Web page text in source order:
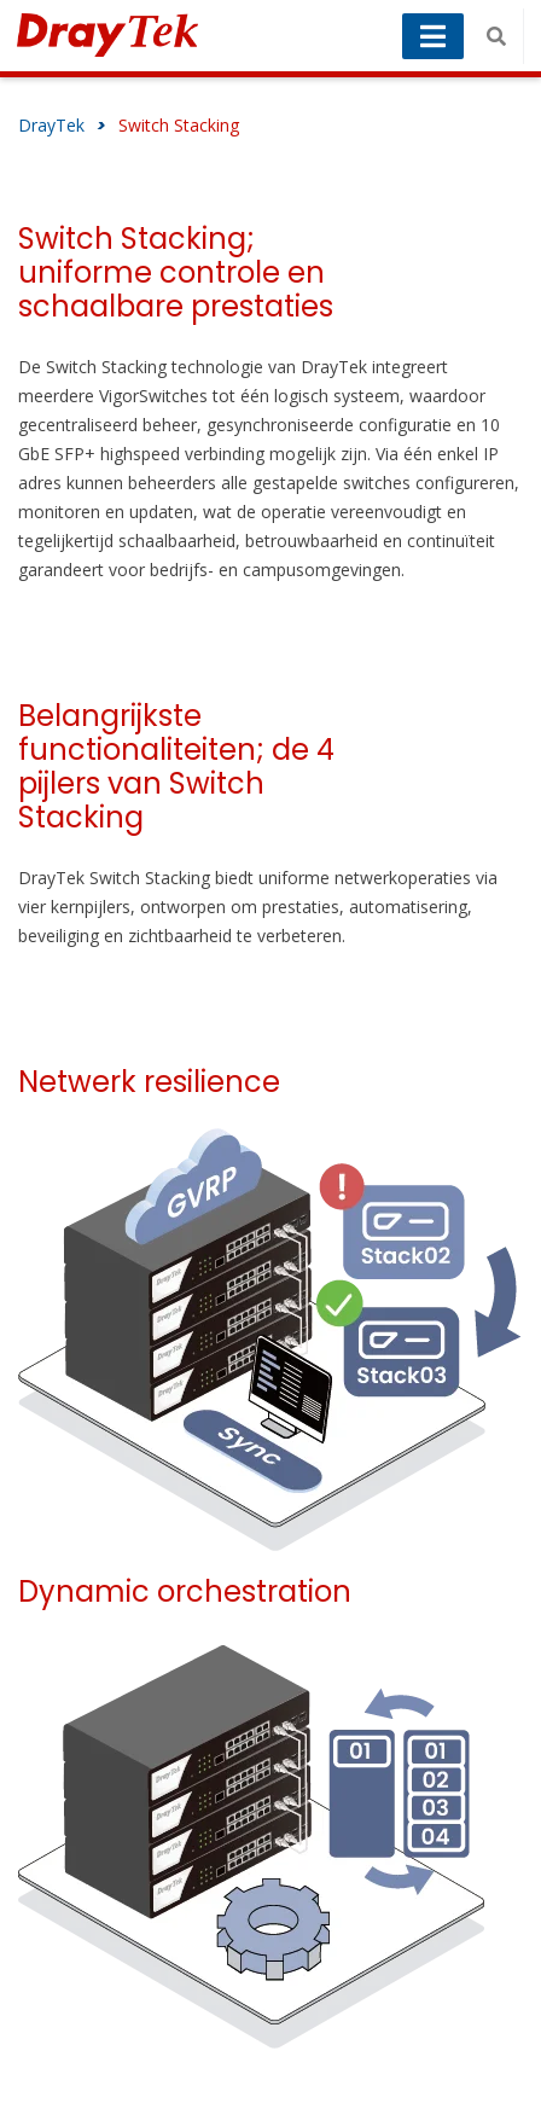
DrayTek > Switch Stacking
Switch Stacking;
uniforme controle en
schaalbare prestaties
De Switch Stacking technologie van DrayTek integreert
meerdere VigorSwitches tot één logisch systeem, waardoor
gecentraliseerd beheer, gesynchroniseerde configuratie en 10
GbE SFP+ highspeed verbinding mogelijk zijn. Via één enkel IP
adres kunnen beheerders alle gestapelde switches configureren,
monitoren en updaten, wat de operatie vereenvoudigt en
tegelijkertijd schaalbaarheid, betrouwbaarheid en continuïteit
garandeert voor bedrijfs- en campusomgevingen.
Belangrijkste
functionaliteiten; de 4
pijlers van Switch
Stacking
DrayTek Switch Stacking biedt uniforme netwerkoperaties via
vier kernpijlers, ontworpen om prestaties, automatisering,
beveiliging en zichtbaarheid te verbeteren.
Netwerk resilience
Dynamic orchestration